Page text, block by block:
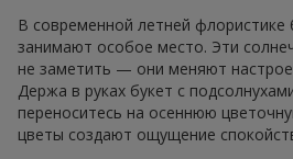
В современной летней флористике
занимают особое место. Эти
не заметить — они меняют
Держа в руках букет с
переноситесь на осеннюю
цветы создают ощущение